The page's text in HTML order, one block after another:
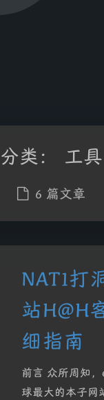
分类： 工具
6 篇文章
NAT1打
站H@H
细指南
前言 众所周知
球最大的本子网